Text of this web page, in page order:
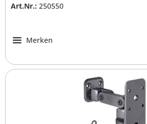
Art.Nr.: 250550
Merken